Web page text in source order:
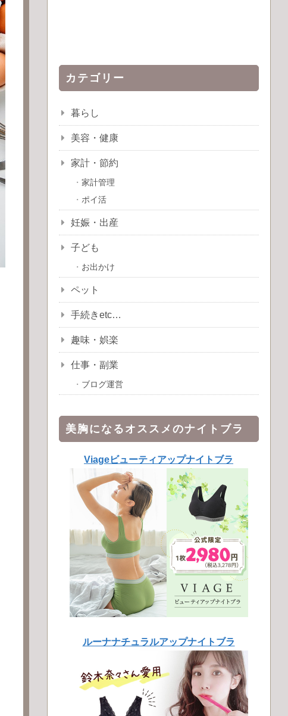
カテゴリー
暮らし
美容・健康
家計・節約
家計管理
ポイ活
妊娠・出産
子ども
お出かけ
ペット
手続きetc…
趣味・娯楽
仕事・副業
ブログ運営
美胸になるオススメのナイトブラ
Viageビューティアップナイトブラ
ルーナナチュラルアップナイトブラ